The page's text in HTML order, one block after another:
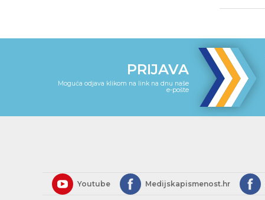
PRIJAVA
Moguća odjava klikom na link na dnu naše
e-pošte
Youtube Medijskapismenost.hr